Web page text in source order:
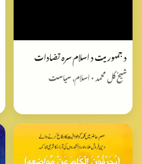
د جمهوريت د اسلام سره تضادات
شیخ گل محمد • اسلام, سیاست